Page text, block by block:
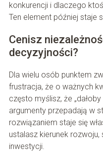
konkurencji i dlaczego
Ten element później staje
Cenisz
decyzyjności?
Dla wielu osób punktem
frustracja, że o ważnych
często myślisz, że
argumenty przepadają w
rozwiązaniem staje się
ustalasz kierunek rozwoju,
inwestycji.